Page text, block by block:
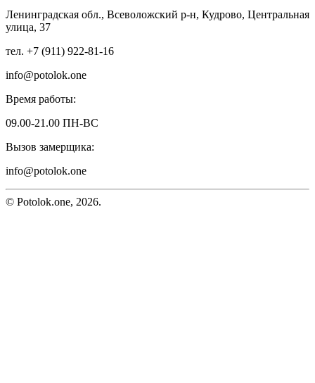
Ленинградская обл., Всеволожский р-н, Кудрово, Центральная
улица, 37
тел. +7 (911) 922-81-16
info@potolok.one
Время работы:
09.00-21.00 ПН-ВС
Вызов замерщика:
info@potolok.one
© Potolok.one, 2026.